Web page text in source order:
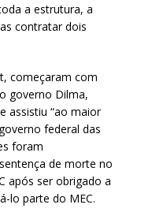
a estrutura, a
contratar dois
começaram com
governo Dilma,
assistiu “ao maior
federal das
foram
de morte no
após ser obrigado a
lo parte do MEC.